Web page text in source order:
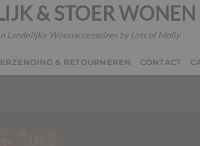
& STOER WONEN
Landelijke Woonaccessoires by Lots of Molly
& RETOURNEREN CONTACT